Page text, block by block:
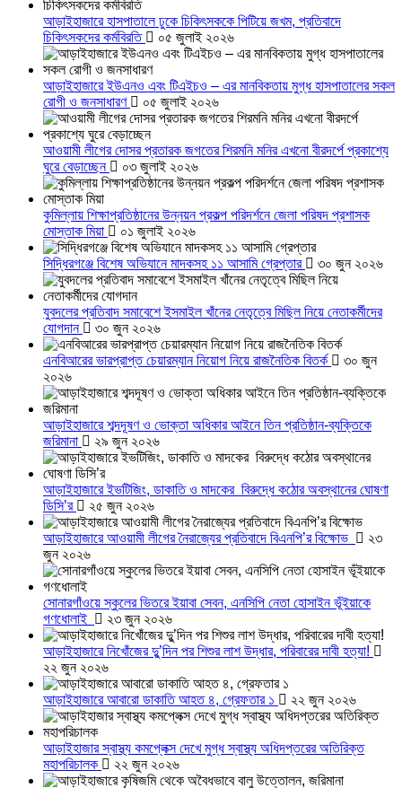
আড়াইহাজারে হাসপাতালে ঢুকে চিকিৎসককে পিটিয়ে জখম, প্রতিবাদে
চিকিৎসকদের কর্মবিরতি
০৫ জুলাই ২০২৬
আড়াইহাজারে ইউএনও এবং টিএইচও – এর মানবিকতায় মুগ্ধ হাসপাতালের সকল
রোগী ও জনসাধারণ
০৫ জুলাই ২০২৬
আওয়ামী লীগের দোসর প্রতারক জগতের শিরমনি মনির এখনো বীরদর্পে প্রকাশ্যে
ঘুরে বেড়াচ্ছেন
০৩ জুলাই ২০২৬
কুমিল্লায় শিক্ষাপ্রতিষ্ঠানের উন্নয়ন প্রকল্প পরিদর্শনে জেলা পরিষদ প্রশাসক
মোস্তাক মিয়া
০১ জুলাই ২০২৬
সিদ্ধিরগঞ্জে বিশেষ অভিযানে মাদকসহ ১১ আসামি গ্রেপ্তার ৩০ জুন ২০২৬
যুবদলের প্রতিবাদ সমাবেশে ইসমাইল খাঁনের নেতৃত্বে মিছিল নিয়ে নেতাকর্মীদের
যোগদান
৩০ জুন ২০২৬
এনবিআরের ভারপ্রাপ্ত চেয়ারম্যান নিয়োগ নিয়ে রাজনৈতিক বিতর্ক
৩০ জুন
২০২৬
আড়াইহাজারে শব্দদূষণ ও ভোক্তা অধিকার আইনে তিন প্রতিষ্ঠান-ব্যক্তিকে
জরিমানা
২৯ জুন ২০২৬
আড়াইহাজারে ইভটিজিং, ডাকাতি ও মাদকের বিরুদ্ধে কঠোর অবস্থানের ঘোষণা
ডিসি’র
২৫ জুন ২০২৬
আড়াইহাজারে আওয়ামী লীগের নৈরাজ্যের প্রতিবাদে বিএনপি’র বিক্ষোভ
২৩
জুন ২০২৬
সোনারগাঁওয়ে স্কুলের ভিতরে ইয়াবা সেবন, এনসিপি নেতা হোসাইন ভূঁইয়াকে
গণধোলাই
২৩ জুন ২০২৬
আড়াইহাজারে নিখোঁজের দুু’দিন পর শিশুর লাশ উদ্ধার, পরিবারের দাবী হত্যা!
২২ জুন ২০২৬
আড়াইহাজারে আবারো ডাকাতি আহত ৪, গ্রেফতার ১ ২২ জুন ২০২৬
আড়াইহাজার স্বাস্থ্য কমপ্লেক্স দেখে মুগ্ধ স্বাস্থ্য অধিদপ্তরের অতিরিক্ত
মহাপরিচালক
২২ জুন ২০২৬